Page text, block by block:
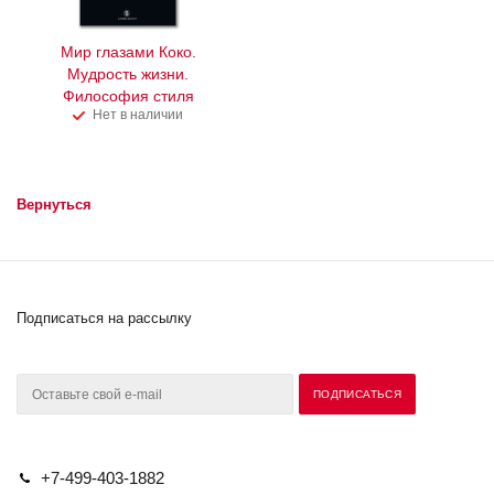
Мир глазами Коко.
Мудрость жизни.
Философия стиля
Нет в наличии
Вернуться
Подписаться на рассылку
+7-499-403-1882